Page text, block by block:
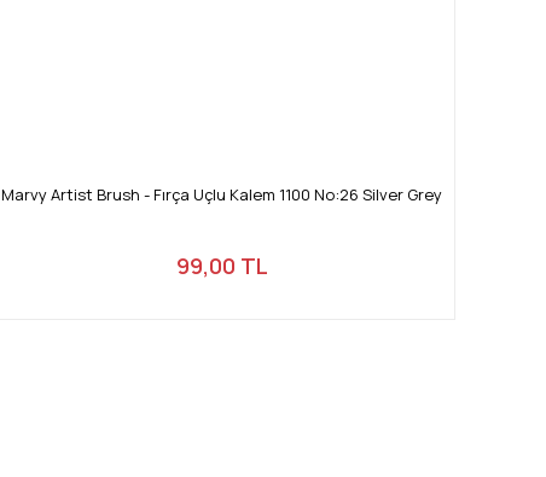
Marvy Artist Brush - Fırça Uçlu Kalem 1100 No:26 Silver Grey
99,00 TL